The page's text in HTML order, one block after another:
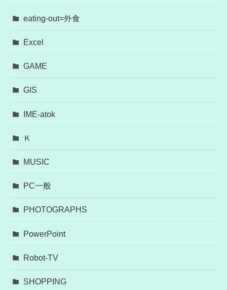
eating-out=外食
Excel
GAME
GIS
IME-atok
Ｋ
MUSIC
PC一般
PHOTOGRAPHS
PowerPoint
Robot-TV
SHOPPING